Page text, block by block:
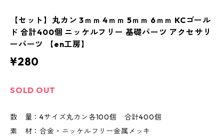
【セット】丸カン 3ｍｍ 4ｍｍ 5ｍｍ 6ｍｍ KCゴール
ド 合計400個 ニッケルフリー 基礎パーツ アクセサリ
ーパーツ 【en工房】
¥280
SOLD OUT
数 量：4サイズ丸カン各100個 合計400個
素 材：合金・ニッケルフリー金属メッキ